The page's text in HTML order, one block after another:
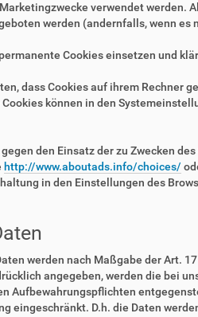
verwendet werden.
werden (andernfalls, wenn es
Cookies einsetzen und
dass Cookies auf ihrem Rechner
können in den
den Einsatz der zu Zwecken
http://www.aboutads.info/choices/
in den Einstellungen des
werden nach Maßgabe der Art.
angegeben, werden die bei
Aufbewahrungspflichten
eingeschränkt. D.h. die Daten